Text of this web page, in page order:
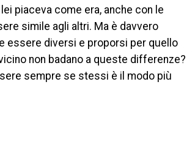
piaceva come era, anche con le
simile agli altri. Ma è davvero
essere diversi e proporsi per quello
non badano a queste differenze?
sempre se stessi è il modo più